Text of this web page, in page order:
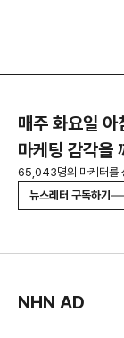
매주 화요일 아
마케팅 감각을
65,043명의 마케터를
뉴스레터 구독하기
NHN AD